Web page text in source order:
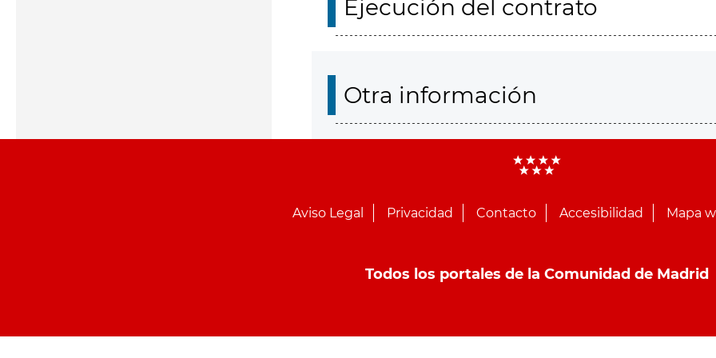
Ejecución del contrato
Otra información
Aviso Legal Privacidad Contacto Accesibilidad Mapa
Todos los portales de la Comunidad de Madrid